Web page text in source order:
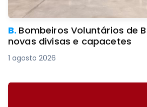
B. Bombeiros Voluntários de
novas divisas e capacetes
1 agosto 2026